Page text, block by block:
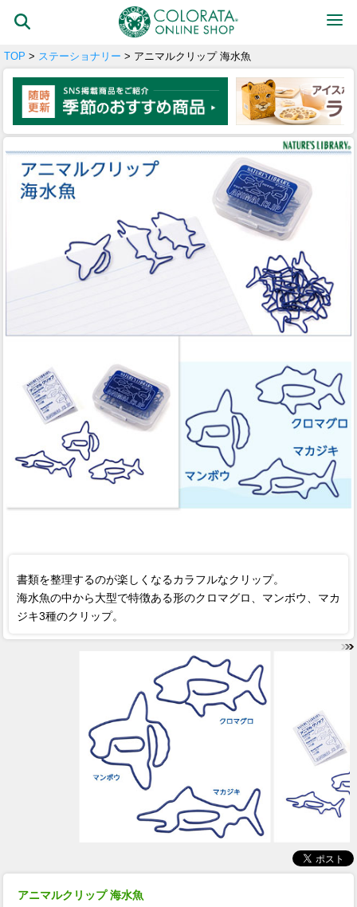
TOP > ステーショナリー > アニマルクリップ 海水魚
書類を整理するのが楽しくなるカラフルなクリップ。
海水魚の中から大型で特徴ある形のクロマグロ、マンボウ、マカ
ジキ3種のクリップ。
アニマルクリップ 海水魚